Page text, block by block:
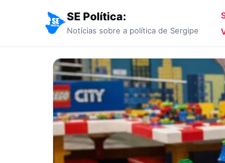
SE Política:
Notícias sobre a política de Sergipe